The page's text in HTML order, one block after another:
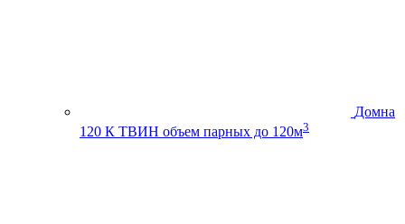
Домна
120 К ТВИН объем парных до 120м3